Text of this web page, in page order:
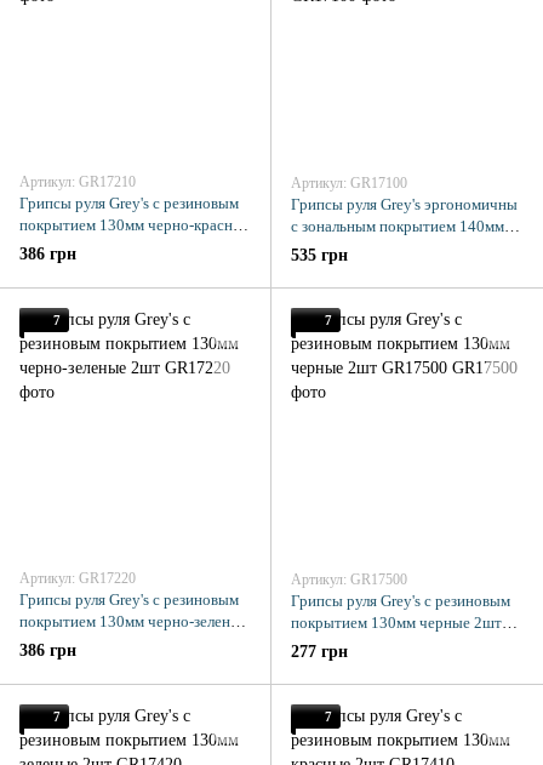
Артикул: GR17210
Грипсы руля Grey's с резиновым
покрытием 130мм черно-красные
2шт
386 грн
Артикул: GR17100
Грипсы руля Grey's эргономичны
с зональным покрытием 140мм
2шт
535 грн
7
Артикул: GR17220
Грипсы руля Grey's с резиновым
покрытием 130мм черно-зеленые
2шт
386 грн
7
Артикул: GR17500
Грипсы руля Grey's с резиновым
покрытием 130мм черные 2шт
GR17500
277 грн
7 7